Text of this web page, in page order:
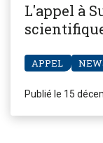
L'appel à
APPEL
Publié le 15